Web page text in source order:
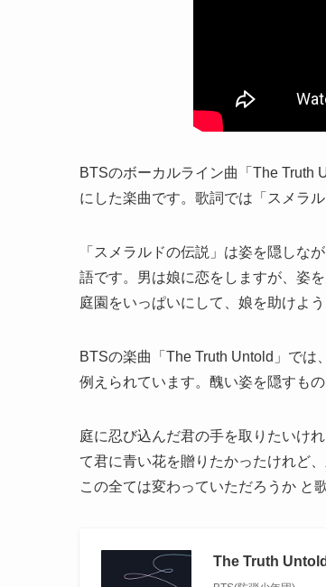
BTSのボーカルライン曲「The Truth
にした楽曲です。歌詞では「スメラ
「スメラルドの伝説」は姿を隠しな
語です。男は娘に恋をしますが、姿
庭園をいっぱいにして、娘を助けよ
BTSの楽曲「The Truth Untold」では
例えられています。醜い姿を隠すもの
庭に忍び込んだ君の手を取りたいけ
て君に青い花を贈りたかったけれど
この全ては変わっていただろうか と
The Truth